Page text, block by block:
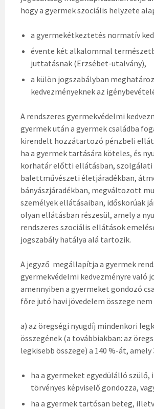
hogy a gyermek szociális helyzete
a gyermekétkeztetés normatív
évente két alkalommal
juttatásnak (Erzsébet-utalvány),
a külön jogszabályban
kedvezményeknek az
A rendszeres gyermekvédelmi
gyermek után a gyermek családba
kirendelt hozzátartozó pénzbeli
ha a gyermek tartására köteles, és
korhatár előtti ellátásban, szolgálati
balettművészeti életjáradékban,
bányászjáradékban, megváltozott
személyek ellátásaiban, időskorúak
olyan ellátásban részesül, amely a
rendszeres szociális ellátások
jogszabály hatálya alá tartozik.
A jegyző megállapítja a gyermek
gyermekvédelmi kedvezményre való
amennyiben a gyermeket gondozó
főre jutó havi jövedelem összege
a) az öregségi nyugdíj mindenkori
összegének (a továbbiakban: az
legkisebb összege) a 140 %-át, amely
ha a gyermeket egyedülálló szülő,
törvényes képviselő gondozza,
ha a gyermek tartósan beteg,